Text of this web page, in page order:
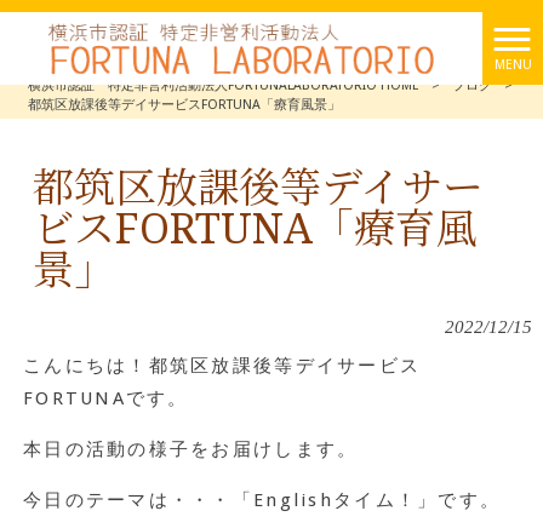
MENU
横浜市認証 特定非営利活動法人FORTUNALABORATORIO HOME
> ブログ
>
都筑区放課後等デイサービスFORTUNA「療育風景」
都筑区放課後等デイサー
ビスFORTUNA「療育風
景」
2022/12/15
こんにちは！都筑区放課後等デイサービス
FORTUNAです。
本日の活動の様子をお届けします。
今日のテーマは・・・「Englishタイム！」です。